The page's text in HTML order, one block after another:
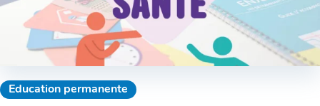
Education permanente